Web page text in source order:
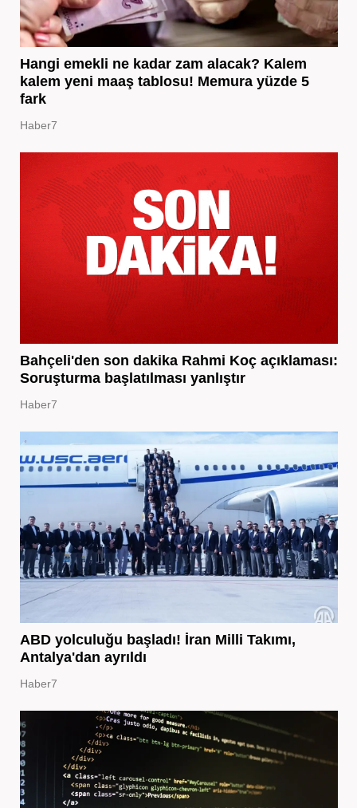
Hangi emekli ne kadar zam alacak? Kalem
kalem yeni maaş tablosu! Memura yüzde 5
fark
Haber7
Bahçeli'den son dakika Rahmi Koç açıklaması:
Soruşturma başlatılması yanlıştır
Haber7
ABD yolculuğu başladı! İran Milli Takımı,
Antalya'dan ayrıldı
Haber7